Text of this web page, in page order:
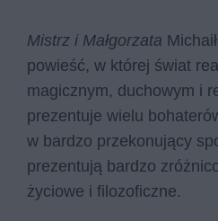
Mistrz i Małgorzata
powieść, w której świat
magicznym, duchowym i
prezentuje wielu
w bardzo przekonujący
prezentują bardzo
życiowe i filozoficzne.